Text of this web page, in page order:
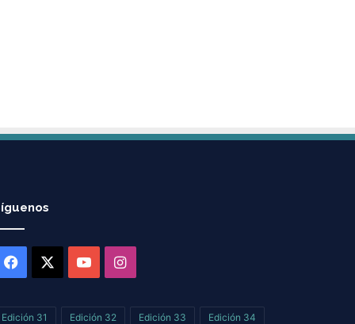
Facebook YouTubeInstagram
Edición 31 Edición 32 Edición 33 Edición 34